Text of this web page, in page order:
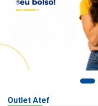
Outlet Atef